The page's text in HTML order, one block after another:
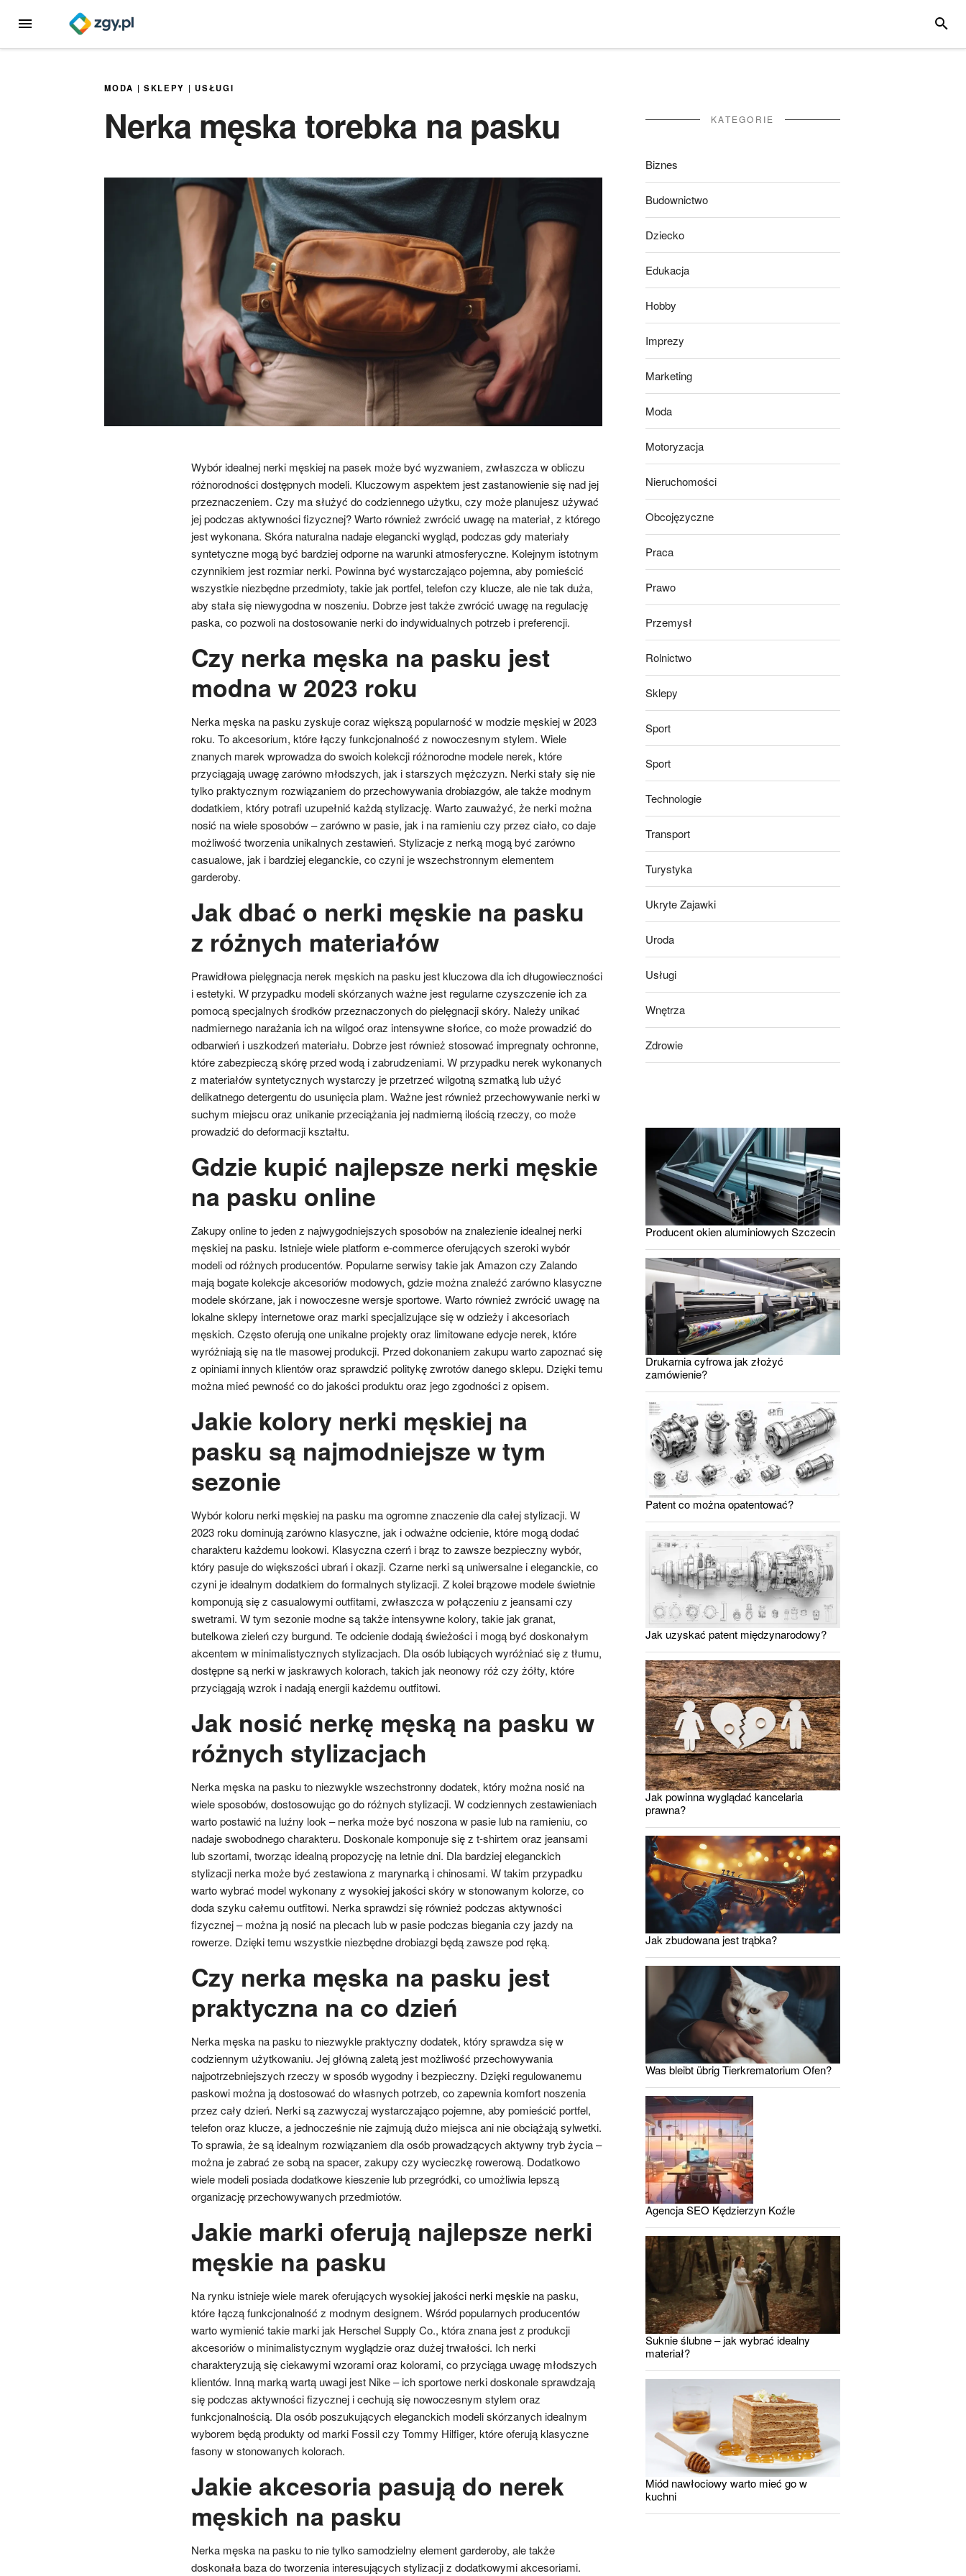
MENU
MODA | SKLEPY |USŁUGI
Nerka męska torebka na pasku
Wybór idealnej nerki męskiej na pasek może być wyzwaniem, zwłaszcza w obliczu
różnorodności dostępnych modeli. Kluczowym aspektem jest zastanowienie się nad jej
przeznaczeniem. Czy ma służyć do codziennego użytku, czy może planujesz używać
jej podczas aktywności fizycznej? Warto również zwrócić uwagę na materiał, z którego
jest wykonana. Skóra naturalna nadaje elegancki wygląd, podczas gdy materiały
syntetyczne mogą być bardziej odporne na warunki atmosferyczne. Kolejnym istotnym
czynnikiem jest rozmiar nerki. Powinna być wystarczająco pojemna, aby pomieścić
wszystkie niezbędne przedmioty, takie jak portfel, telefon czy klucze, ale nie tak duża,
aby stała się niewygodna w noszeniu. Dobrze jest także zwrócić uwagę na regulację
paska, co pozwoli na dostosowanie nerki do indywidualnych potrzeb i preferencji.
Czy nerka męska na pasku jest
modna w 2023 roku
Nerka męska na pasku zyskuje coraz większą popularność w modzie męskiej w 2023
roku. To akcesorium, które łączy funkcjonalność z nowoczesnym stylem. Wiele
znanych marek wprowadza do swoich kolekcji różnorodne modele nerek, które
przyciągają uwagę zarówno młodszych, jak i starszych mężczyzn. Nerki stały się nie
tylko praktycznym rozwiązaniem do przechowywania drobiazgów, ale także modnym
dodatkiem, który potrafi uzupełnić każdą stylizację. Warto zauważyć, że nerki można
nosić na wiele sposobów – zarówno w pasie, jak i na ramieniu czy przez ciało, co daje
możliwość tworzenia unikalnych zestawień. Stylizacje z nerką mogą być zarówno
casualowe, jak i bardziej eleganckie, co czyni je wszechstronnym elementem
garderoby.
Jak dbać o nerki męskie na pasku
z różnych materiałów
Prawidłowa pielęgnacja nerek męskich na pasku jest kluczowa dla ich długowieczności
i estetyki. W przypadku modeli skórzanych ważne jest regularne czyszczenie ich za
pomocą specjalnych środków przeznaczonych do pielęgnacji skóry. Należy unikać
nadmiernego narażania ich na wilgoć oraz intensywne słońce, co może prowadzić do
odbarwień i uszkodzeń materiału. Dobrze jest również stosować impregnaty ochronne,
które zabezpieczą skórę przed wodą i zabrudzeniami. W przypadku nerek wykonanych
z materiałów syntetycznych wystarczy je przetrzeć wilgotną szmatką lub użyć
delikatnego detergentu do usunięcia plam. Ważne jest również przechowywanie nerki w
suchym miejscu oraz unikanie przeciążania jej nadmierną ilością rzeczy, co może
prowadzić do deformacji kształtu.
Gdzie kupić najlepsze nerki męskie
na pasku online
Zakupy online to jeden z najwygodniejszych sposobów na znalezienie idealnej nerki
męskiej na pasku. Istnieje wiele platform e-commerce oferujących szeroki wybór
modeli od różnych producentów. Popularne serwisy takie jak Amazon czy Zalando
mają bogate kolekcje akcesoriów modowych, gdzie można znaleźć zarówno klasyczne
modele skórzane, jak i nowoczesne wersje sportowe. Warto również zwrócić uwagę na
lokalne sklepy internetowe oraz marki specjalizujące się w odzieży i akcesoriach
męskich. Często oferują one unikalne projekty oraz limitowane edycje nerek, które
wyróżniają się na tle masowej produkcji. Przed dokonaniem zakupu warto zapoznać się
z opiniami innych klientów oraz sprawdzić politykę zwrotów danego sklepu. Dzięki temu
można mieć pewność co do jakości produktu oraz jego zgodności z opisem.
Jakie kolory nerki męskiej na
pasku są najmodniejsze w tym
sezonie
Wybór koloru nerki męskiej na pasku ma ogromne znaczenie dla całej stylizacji. W
2023 roku dominują zarówno klasyczne, jak i odważne odcienie, które mogą dodać
charakteru każdemu lookowi. Klasyczna czerń i brąz to zawsze bezpieczny wybór,
który pasuje do większości ubrań i okazji. Czarne nerki są uniwersalne i eleganckie, co
czyni je idealnym dodatkiem do formalnych stylizacji. Z kolei brązowe modele świetnie
komponują się z casualowymi outfitami, zwłaszcza w połączeniu z jeansami czy
swetrami. W tym sezonie modne są także intensywne kolory, takie jak granat,
butelkowa zieleń czy burgund. Te odcienie dodają świeżości i mogą być doskonałym
akcentem w minimalistycznych stylizacjach. Dla osób lubiących wyróżniać się z tłumu,
dostępne są nerki w jaskrawych kolorach, takich jak neonowy róż czy żółty, które
przyciągają wzrok i nadają energii każdemu outfitowi.
Jak nosić nerkę męską na pasku w
różnych stylizacjach
Nerka męska na pasku to niezwykle wszechstronny dodatek, który można nosić na
wiele sposobów, dostosowując go do różnych stylizacji. W codziennych zestawieniach
warto postawić na luźny look – nerka może być noszona w pasie lub na ramieniu, co
nadaje swobodnego charakteru. Doskonale komponuje się z t-shirtem oraz jeansami
lub szortami, tworząc idealną propozycję na letnie dni. Dla bardziej eleganckich
stylizacji nerka może być zestawiona z marynarką i chinosami. W takim przypadku
warto wybrać model wykonany z wysokiej jakości skóry w stonowanym kolorze, co
doda szyku całemu outfitowi. Nerka sprawdzi się również podczas aktywności
fizycznej – można ją nosić na plecach lub w pasie podczas biegania czy jazdy na
rowerze. Dzięki temu wszystkie niezbędne drobiazgi będą zawsze pod ręką.
Czy nerka męska na pasku jest
praktyczna na co dzień
Nerka męska na pasku to niezwykle praktyczny dodatek, który sprawdza się w
codziennym użytkowaniu. Jej główną zaletą jest możliwość przechowywania
najpotrzebniejszych rzeczy w sposób wygodny i bezpieczny. Dzięki regulowanemu
paskowi można ją dostosować do własnych potrzeb, co zapewnia komfort noszenia
przez cały dzień. Nerki są zazwyczaj wystarczająco pojemne, aby pomieścić portfel,
telefon oraz klucze, a jednocześnie nie zajmują dużo miejsca ani nie obciążają sylwetki.
To sprawia, że są idealnym rozwiązaniem dla osób prowadzących aktywny tryb życia –
można je zabrać ze sobą na spacer, zakupy czy wycieczkę rowerową. Dodatkowo
wiele modeli posiada dodatkowe kieszenie lub przegródki, co umożliwia lepszą
organizację przechowywanych przedmiotów.
Jakie marki oferują najlepsze nerki
męskie na pasku
Na rynku istnieje wiele marek oferujących wysokiej jakości nerki męskiena pasku,
które łączą funkcjonalność z modnym designem. Wśród popularnych producentów
warto wymienić takie marki jak Herschel Supply Co., która znana jest z produkcji
akcesoriów o minimalistycznym wyglądzie oraz dużej trwałości. Ich nerki
charakteryzują się ciekawymi wzorami oraz kolorami, co przyciąga uwagę młodszych
klientów. Inną marką wartą uwagi jest Nike – ich sportowe nerki doskonale sprawdzają
się podczas aktywności fizycznej i cechują się nowoczesnym stylem oraz
funkcjonalnością. Dla osób poszukujących eleganckich modeli skórzanych idealnym
wyborem będą produkty od marki Fossil czy Tommy Hilfiger, które oferują klasyczne
fasony w stonowanych kolorach.
Jakie akcesoria pasują do nerek
męskich na pasku
Nerka męska na pasku to nie tylko samodzielny element garderoby, ale także
doskonała baza do tworzenia interesujących stylizacji z dodatkowymi akcesoriami.
KATEGORIE
Biznes
Budownictwo
Dziecko
Edukacja
Hobby
Imprezy
Marketing
Moda
Motoryzacja
Nieruchomości
Obcojęzyczne
Praca
Prawo
Przemysł
Rolnictwo
Sklepy
Sport
Sport
Technologie
Transport
Turystyka
Ukryte Zajawki
Uroda
Usługi
Wnętrza
Zdrowie
Producent okien aluminiowych Szczecin
Drukarnia cyfrowa jak złożyć
zamówienie?
Patent co można opatentować?
Jak uzyskać patent międzynarodowy?
Jak powinna wyglądać kancelaria
prawna?
Jak zbudowana jest trąbka?
Was bleibt übrig Tierkrematorium Ofen?
Agencja SEO Kędzierzyn Koźle
Suknie ślubne – jak wybrać idealny
materiał?
Miód nawłociowy warto mieć go w
kuchni